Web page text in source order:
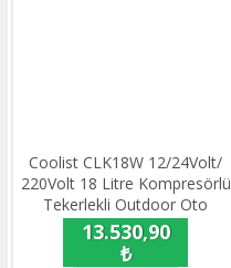
Coolist CLK18W 12/24Volt/
220Volt 18 Litre Kompresörlü
Tekerlekli Outdoor Oto
Buzdolabı
13.530,90
₺